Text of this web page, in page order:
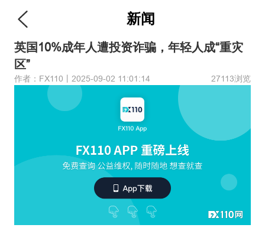
新闻
英国10%成年人遭投资诈骗，年轻人成“重灾
区”
作者：FX110丨2025-09-02 11:01:14 27113浏览